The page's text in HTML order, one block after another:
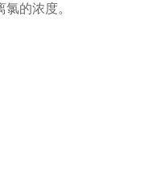
的浓度。